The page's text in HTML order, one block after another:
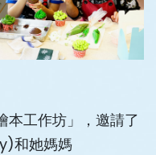
本工作坊」，邀請了
和她媽媽